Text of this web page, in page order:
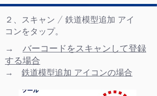
２、スキャン / 鉄道模型追加 アイ
コンをタップ。
→ バーコードをスキャンして登録
する場合
→ 鉄道模型追加 アイコンの場合